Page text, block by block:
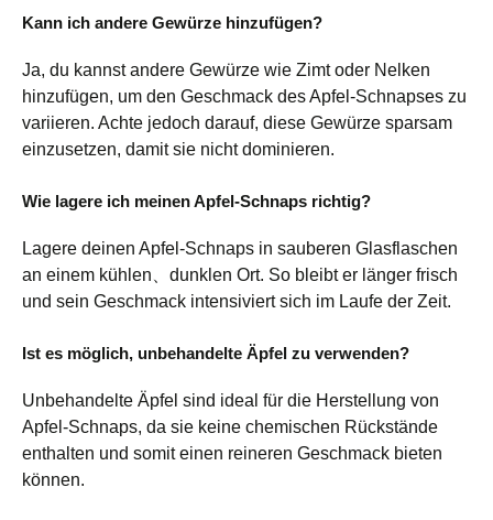
Kann ich andere Gewürze hinzufügen?
Ja, du kannst andere Gewürze wie Zimt oder Nelken
hinzufügen, um den Geschmack des Apfel-Schnapses zu
variieren. Achte jedoch darauf, diese Gewürze sparsam
einzusetzen, damit sie nicht dominieren.
Wie lagere ich meinen Apfel-Schnaps richtig?
Lagere deinen Apfel-Schnaps in sauberen Glasflaschen
an einem kühlen、dunklen Ort. So bleibt er länger frisch
und sein Geschmack intensiviert sich im Laufe der Zeit.
Ist es möglich, unbehandelte Äpfel zu verwenden?
Unbehandelte Äpfel sind ideal für die Herstellung von
Apfel-Schnaps, da sie keine chemischen Rückstände
enthalten und somit einen reineren Geschmack bieten
können.